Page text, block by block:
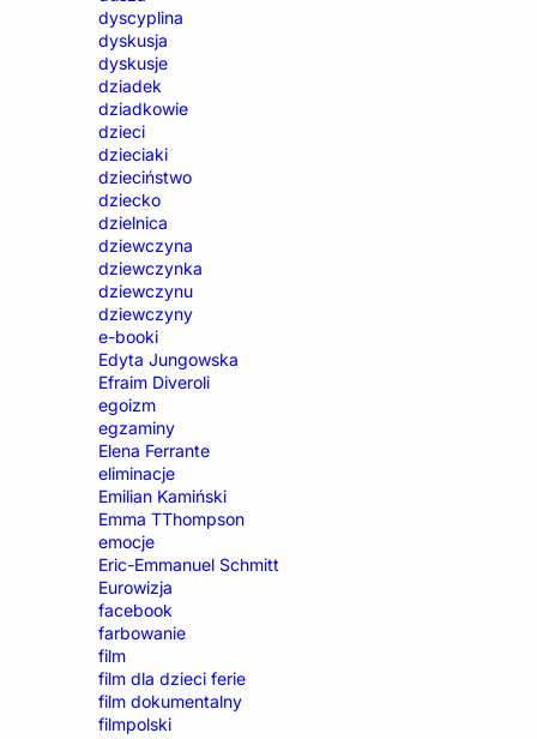
dyscyplina
dyskusja
dyskusje
dziadek
dziadkowie
dzieci
dzieciaki
dzieciństwo
dziecko
dzielnica
dziewczyna
dziewczynka
dziewczynu
dziewczyny
e-booki
Edyta Jungowska
Efraim Diveroli
egoizm
egzaminy
Elena Ferrante
eliminacje
Emilian Kamiński
Emma TThompson
emocje
Eric-Emmanuel Schmitt
Eurowizja
facebook
farbowanie
film
film dla dzieci ferie
film dokumentalny
filmpolski